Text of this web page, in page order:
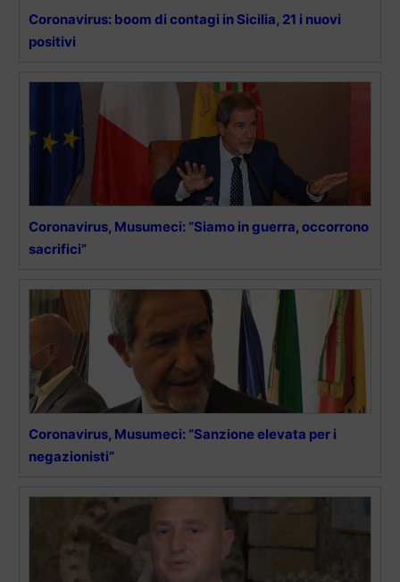
Coronavirus: boom di contagi in Sicilia, 21 i nuovi
positivi
Coronavirus, Musumeci: “Siamo in guerra, occorrono
sacrifici”
Coronavirus, Musumeci: “Sanzione elevata per i
negazionisti”